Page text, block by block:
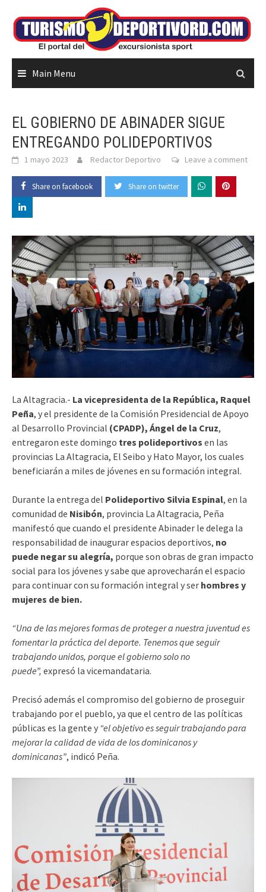
content
Main Menu
EL GOBIERNO DE ABINADER SIGUE
ENTREGANDO POLIDEPORTIVOS
1 mayo 2023 Redactor Deportivo Leave a comment
Share on facebook Share on twitter
La Altagracia.- La vicepresidenta de la República, Raquel
Peña, y el presidente de la Comisión Presidencial de Apoyo
al Desarrollo Provincial (CPADP), Ángel de la Cruz,
entregaron este domingo tres polideportivos en las
provincias La Altagracia, El Seibo y Hato Mayor, los cuales
beneficiarán a miles de jóvenes en su formación integral.
Durante la entrega del Polideportivo Silvia Espinal, en la
comunidad de Nisibón, provincia La Altagracia, Peña
manifestó que cuando el presidente Abinader le delega la
responsabilidad de inaugurar espacios deportivos, no
puede negar su alegría, porque son obras de gran impacto
social para los jóvenes y sabe que aprovecharán el espacio
para continuar con su formación integral y ser hombres y
mujeres de bien.
“Una de las mejores formas de proteger a nuestra juventud es
fomentar la práctica del deporte. Tenemos que seguir
trabajando unidos, porque el gobierno solo no
puede”, expresó la vicemandataria.
Precisó además el compromiso del gobierno de proseguir
trabajando por el pueblo, ya que el centro de las políticas
públicas es la gente y “el objetivo es seguir trabajando para
mejorar la calidad de vida de los dominicanos y
dominicanas”, indicó Peña.